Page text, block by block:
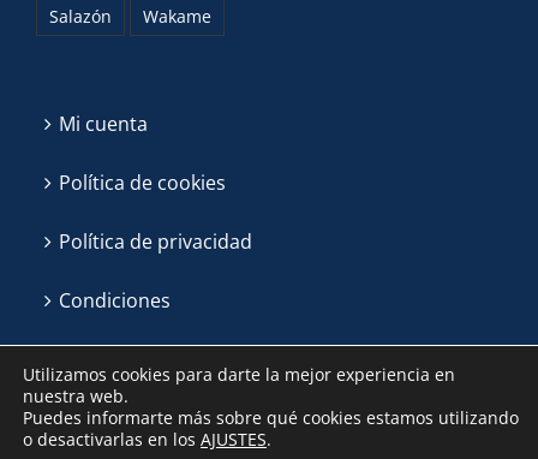
Salazón
Wakame
Mi cuenta
Política de cookies
Política de privacidad
Condiciones
Utilizamos cookies para darte la mejor experiencia en
nuestra web.
Puedes informarte más sobre qué cookies estamos utilizando
o desactivarlas en los AJUSTES.